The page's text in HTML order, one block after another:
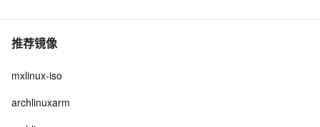
推荐镜像
mxlinux-iso
archlinuxarm